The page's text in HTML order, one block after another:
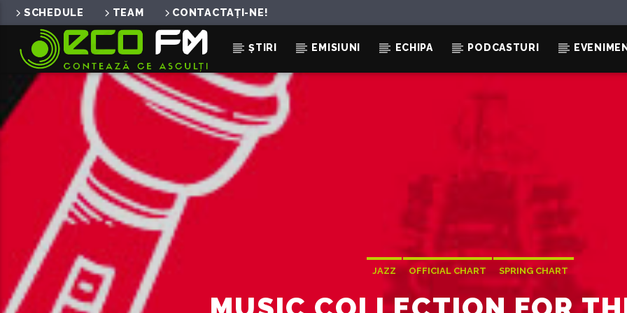
SCHEDULE TEAM CONTACTAȚI-NE!
ȘTIRI EMISIUNI ECHIPA PODCASTURI
ACUM ÎN DIRECT
JAZZ OFFICIAL CHART SPRING CHART